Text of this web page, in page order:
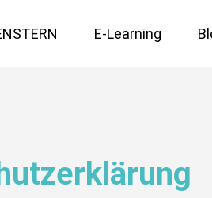
E-Learning
Intelligenz